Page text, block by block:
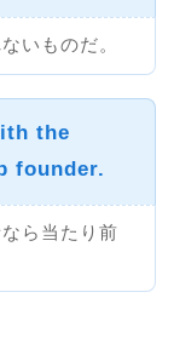
いものだ。
the
founder.
ら当たり前